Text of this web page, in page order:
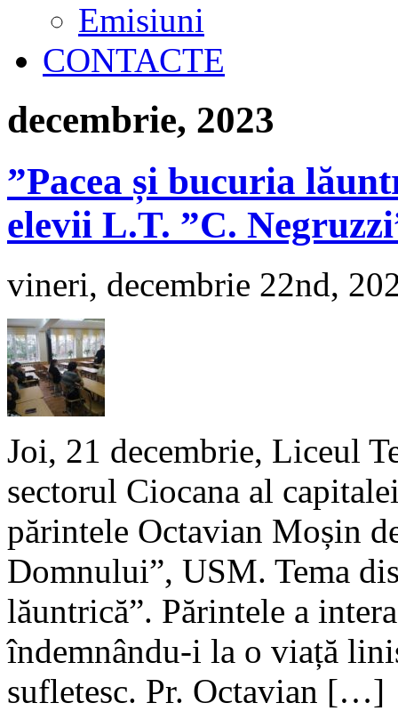
Emisiuni
CONTACTE
decembrie, 2023
”Pacea și bucuria
elevii L.T. ”C.
vineri, decembrie 22nd,
Joi, 21 decembrie, Liceul
sectorul Ciocana al
părintele Octavian Moșin
Domnului”, USM. Tema
lăuntrică”. Părintele a
îndemnându-i la o viață
sufletesc. Pr. Octavian […]